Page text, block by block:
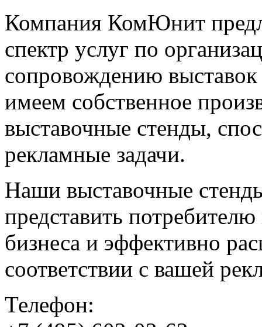
Компания КомЮнит
спектр услуг по
сопровождению
имеем собственное
выставочные стенды,
рекламные задачи.
Наши выставочные
представить
бизнеса и эффективно
соответствии с вашей
Телефон: